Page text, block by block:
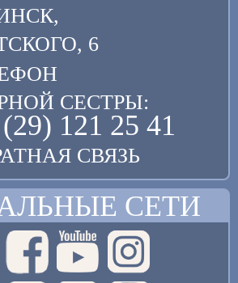
6
СЕСТРЫ:
121 25 41
СВЯЗЬ
СЕТИ